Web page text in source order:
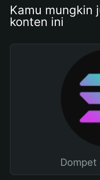
Kamu mungkin
konten ini
Dompet